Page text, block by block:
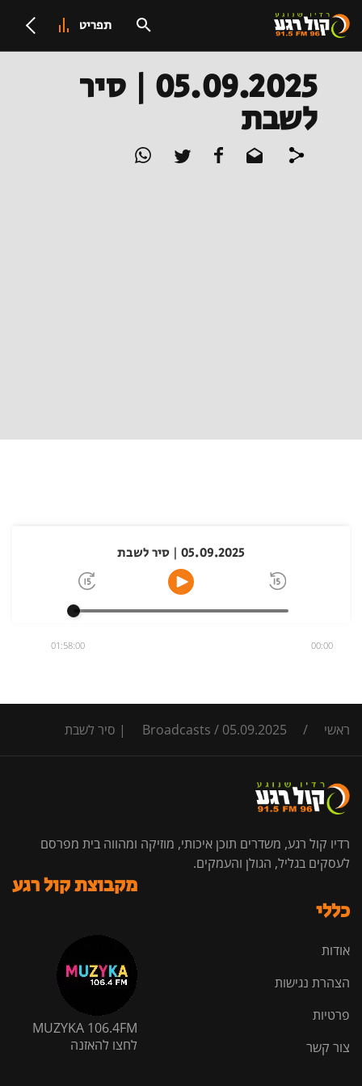
תפריט
05.09.2025 | סיר
לשבת
05.09.2025 | סיר לשבת
00:00
01:58:00
ראשי /
Broadcasts / 05.09.2025 | סיר לשבת
רדיו קול רגע, משדרים תוכן איכותי, מוזיקה ומהווה בית מפרסם
לעסקים בגליל, הגולן והעמקים.
כללי
אודות
הצהרת נגישות
פרטיות
צור קשר
מקבוצת קול רגע
MUZYKA 106.4FM
לחצו להאזנה